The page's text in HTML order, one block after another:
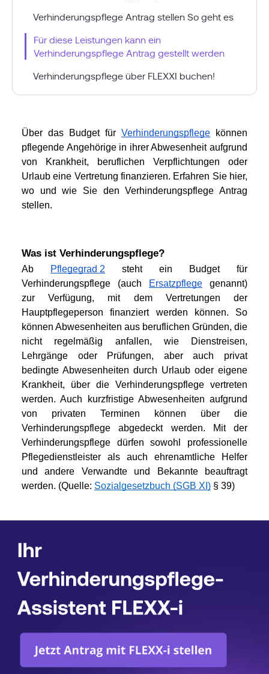
Über das Budget für Verhinderungspflege können
pflegende Angehörige in ihrer Abwesenheit aufgrund
von Krankheit, beruflichen Verpflichtungen oder
Urlaub eine Vertretung finanzieren. Erfahren Sie hier,
wo und wie Sie den Verhinderungspflege Antrag
stellen.
Was ist Verhinderungspflege?
Ab Pflegegrad 2 steht ein Budget für
Verhinderungspflege (auch
Ersatzpflege genannt)
zur Verfügung, mit dem Vertretungen der
Hauptpflegeperson finanziert werden können. So
können Abwesenheiten aus beruflichen Gründen, die
nicht regelmäßig anfallen, wie Dienstreisen,
Lehrgänge oder Prüfungen, aber auch privat
bedingte Abwesenheiten durch Urlaub oder eigene
Krankheit, über die Verhinderungspflege vertreten
werden. Auch kurzfristige Abwesenheiten aufgrund
von privaten Terminen können über die
Verhinderungspflege abgedeckt werden. Mit der
Verhinderungspflege dürfen sowohl professionelle
Pflegedienstleister als auch ehrenamtliche Helfer
und andere Verwandte und Bekannte beauftragt
werden. (Quelle: Sozialgesetzbuch (SGB XI)
Verhinderungspflege Antrag stellen So geht es
Für diese Leistungen kann ein
Verhinderungspflege Antrag gestellt werden
Verhinderungspflege über FLEXXI buchen!